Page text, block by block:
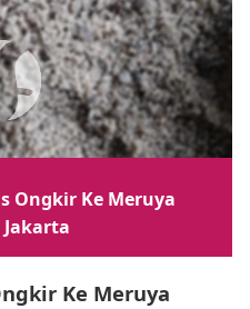
Ongkir Ke Meruya
Ke Meruya